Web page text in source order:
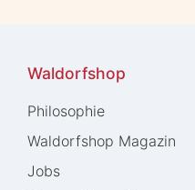
Waldorfshop
Philosophie
Waldorfshop Magazin
Jobs